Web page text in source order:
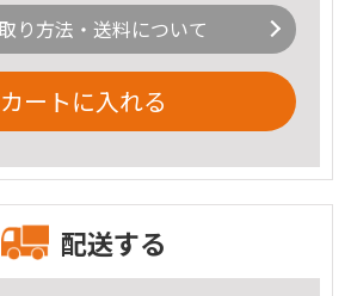
り方法・送料について
カートに入れる
配送する